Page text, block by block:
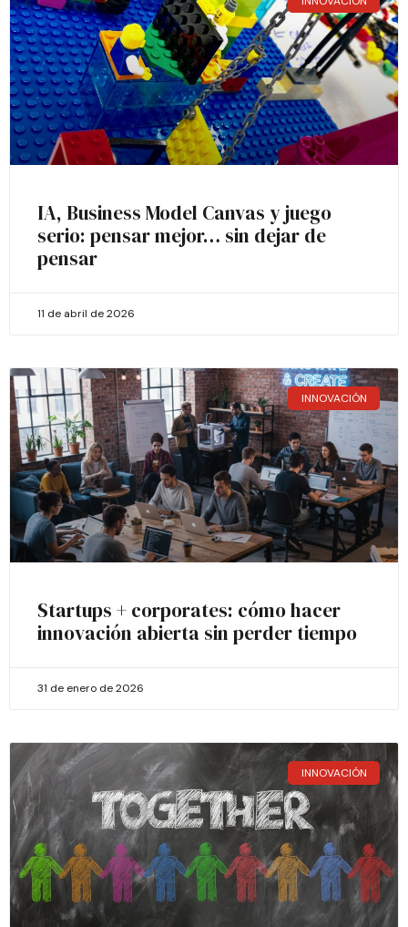
IA, Business Model Canvas y juego
serio: pensar mejor… sin dejar de
pensar
11 de abril de 2026
INNOVACIÓN
Startups + corporates: cómo hacer
innovación abierta sin perder tiempo
31 de enero de 2026
INNOVACIÓN